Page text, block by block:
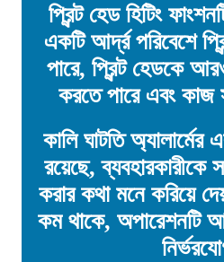
প্রিন্ট হেড হিটিং
একটি আর্দ্র পরিবেশে
পারে, প্রিন্ট হেডকে
করতে পারে এবং
কালি ঘাটতি
রয়েছে,
করার কথা মনে করিয়ে
কম থাকে, অপারেশনটি